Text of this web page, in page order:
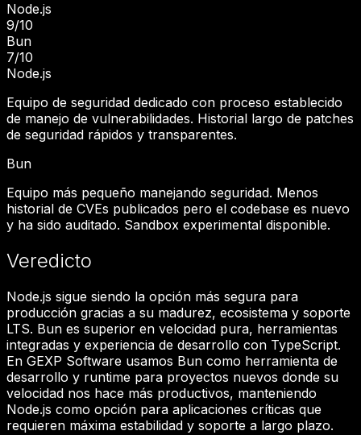
Node.js
9/10
Bun
7/10
Node.js
Equipo de seguridad dedicado con proceso establecido
de manejo de vulnerabilidades. Historial largo de patches
de seguridad rápidos y transparentes.
Bun
Equipo más pequeño manejando seguridad. Menos
historial de CVEs publicados pero el codebase es nuevo
y ha sido auditado. Sandbox experimental disponible.
Veredicto
Node.js sigue siendo la opción más segura para
producción gracias a su madurez, ecosistema y soporte
LTS. Bun es superior en velocidad pura, herramientas
integradas y experiencia de desarrollo con TypeScript.
En GEXP Software usamos Bun como herramienta de
desarrollo y runtime para proyectos nuevos donde su
velocidad nos hace más productivos, manteniendo
Node.js como opción para aplicaciones críticas que
requieren máxima estabilidad y soporte a largo plazo.